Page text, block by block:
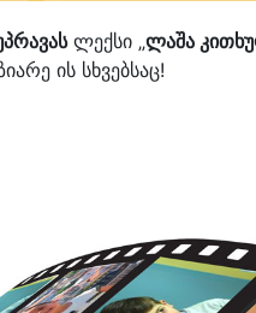
ლექსი „ლაშა
ის სხვებსაც!